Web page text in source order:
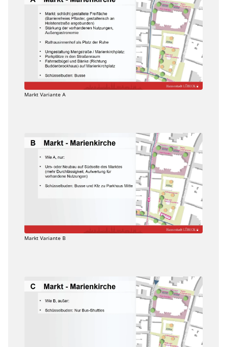
Markt Variante A
Markt Variante B